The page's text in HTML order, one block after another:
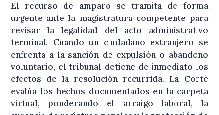
El recurso de amparo se tramita de forma
urgente ante la magistratura competente para
revisar la legalidad del acto administrativo
terminal. Cuando un ciudadano extranjero se
enfrenta a la sanción de expulsión o abandono
voluntario, el tribunal detiene de inmediato los
efectos de la resolución recurrida. La Corte
evalúa los hechos documentados en la carpeta
virtual, ponderando el arraigo laboral, la